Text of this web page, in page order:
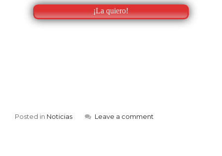
¡La quiero!
Posted in Noticias Leave a comment